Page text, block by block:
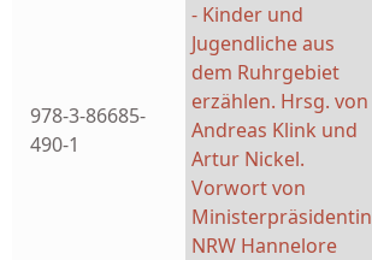
978-3-86685-
490-1
- Kinder und
Jugendliche aus
dem Ruhrgebiet
erzählen. Hrsg. von
Andreas Klink und
Artur Nickel.
Vorwort von
Ministerpräsidentin
NRW Hannelore